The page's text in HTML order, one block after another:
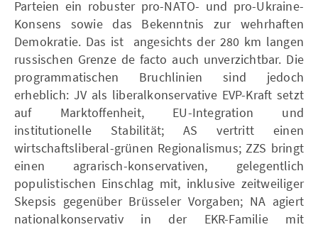
Parteien ein robuster pro-NATO- und pro-Ukraine-
Konsens sowie das Bekenntnis zur wehrhaften
Demokratie. Das ist angesichts der 280 km langen
russischen Grenze de facto auch unverzichtbar. Die
programmatischen Bruchlinien sind jedoch
erheblich: JV als liberalkonservative EVP-Kraft setzt
auf Marktoffenheit, EU-Integration und
institutionelle Stabilität; AS vertritt einen
wirtschaftsliberal-grünen Regionalismus; ZZS bringt
einen agrarisch-konservativen, gelegentlich
populistischen Einschlag mit, inklusive zeitweiliger
Skepsis gegenüber Brüsseler Vorgaben; NA agiert
nationalkonservativ in der EKR-Familie mit